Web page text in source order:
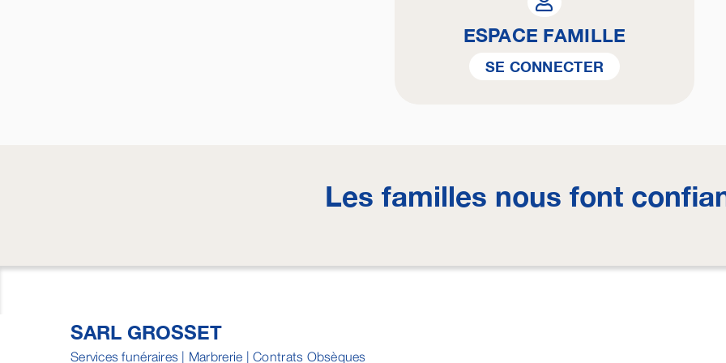
ESPACE FAMILLE
SE CONNECTER
Les familles nous font
SARL GROSSET
Services funéraires | Marbrerie | Contrats Obsèques